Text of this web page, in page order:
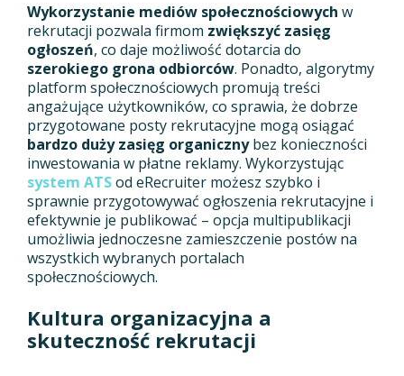
Wykorzystanie mediów społecznościowych w
rekrutacji pozwala firmom zwiększyć zasięg
ogłoszeń, co daje możliwość dotarcia do
szerokiego grona odbiorców. Ponadto, algorytmy
platform społecznościowych promują treści
angażujące użytkowników, co sprawia, że dobrze
przygotowane posty rekrutacyjne mogą osiągać
bardzo duży zasięg organicznybez konieczności
inwestowania w płatne reklamy. Wykorzystując
system ATSod eRecruiter możesz szybko i
sprawnie przygotowywać ogłoszenia rekrutacyjne i
efektywnie je publikować – opcja multipublikacji
umożliwia jednoczesne zamieszczenie postów na
wszystkich wybranych portalach
społecznościowych.
Kultura organizacyjna a
skuteczność rekrutacji